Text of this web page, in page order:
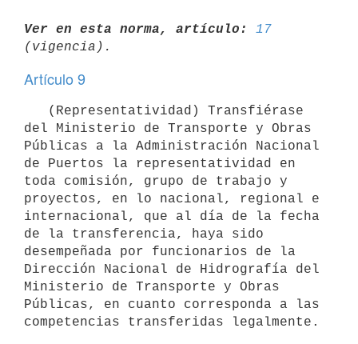
Ver en esta norma, artículo:
17
Artículo 9
del Ministerio de Transporte y Obras
Públicas a la Administración Nacional
de Puertos la representatividad en
toda comisión, grupo de trabajo y
proyectos, en lo nacional, regional e
internacional, que al día de la fecha
de la transferencia, haya sido
desempeñada por funcionarios de la
Dirección Nacional de Hidrografía del
Ministerio de Transporte y Obras
Públicas, en cuanto corresponda a las